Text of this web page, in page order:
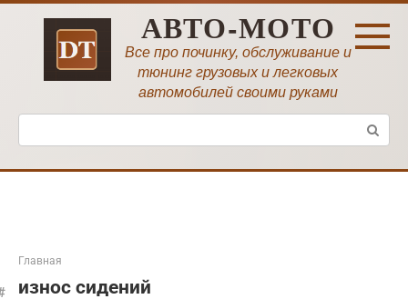
Перейти
АВТО-МОТО
Все про починку, обслуживание и
тюнинг грузовых и легковых
автомобилей своими руками
Поиск:
Главная
износ сидений